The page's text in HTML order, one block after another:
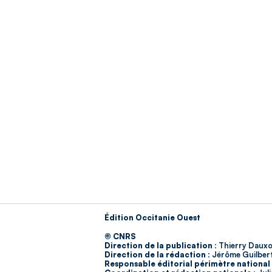
Édition Occitanie Ouest
© CNRS
Direction de la publication : Thierry
Direction de la rédaction : Jérôme
Responsable éditorial périmètre national